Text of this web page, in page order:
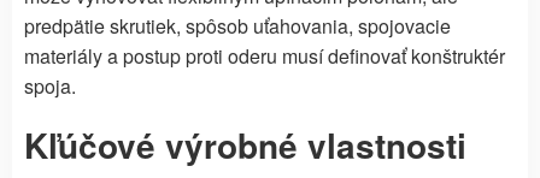
predpätie skrutiek, spôsob uťahovania, spojovacie
materiály a postup proti oderu musí definovať konštruktér
spoja.
Kľúčové výrobné vlastnosti